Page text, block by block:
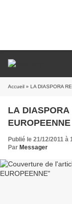
Accueil » LA DIASPORA
LA DIASPORA
EUROPEENNE
Publié le 21/12/2011 à
Par Messager